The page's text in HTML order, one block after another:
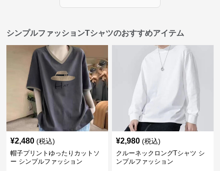
シンプルファッションTシャツのおすすめアイテム
¥2,480 (税込)
帽子プリントゆったりカットソ
ー シンプルファッション
¥2,980 (税込)
クルーネックロングTシャツ シ
ンプルファッション